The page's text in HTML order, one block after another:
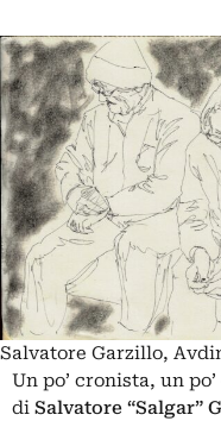
Salvatore Garzillo,
Un po’ cronista, un
di Salvatore “Salgar”